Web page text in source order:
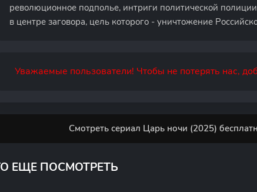
революционное подполье, интриги политической
в центре заговора, цель которого - уничтожение
Уважаемые пользователи! Чтобы не потерять нас,
Смотреть сериал Царь ночи (2025)
ЕЩЕ ПОСМОТРЕТЬ